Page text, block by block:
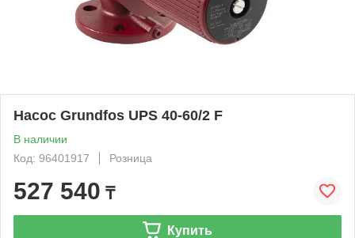
Насос Grundfos UPS 40-60/2 F
В наличии
Код: 96401917
Розница
527 540 ₸
Купить